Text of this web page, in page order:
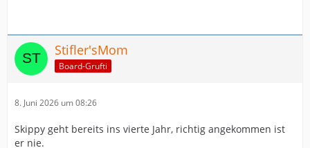
Stifler'sMom
Board-Grufti
8. Juni 2026 um 08:26
Skippy geht bereits ins vierte Jahr, richtig angekommen ist
er nie.